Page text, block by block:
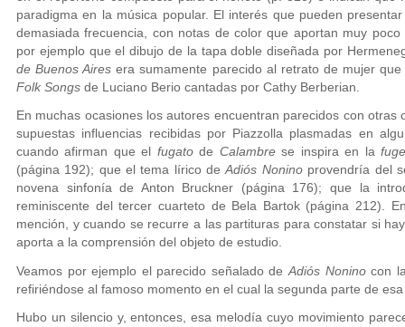
paradigma en la música popular. El interés que pueden
demasiada frecuencia, con notas de color que aportan muy
por ejemplo que el dibujo de la tapa doble diseñada por
de Buenos Aires era sumamente parecido al retrato de mujer
Folk Songs de Luciano Berio cantadas por Cathy Berberian.
En muchas ocasiones los autores encuentran parecidos con
supuestas influencias recibidas por Piazzolla plasmadas en
cuando afirman que el fugatode Calambrese inspira en la
(página 192); que el tema lírico deAdiós Noninoprovendría del
novena sinfonía de Anton Bruckner (página 176); que la
reminiscente del tercer cuarteto de Bela Bartok (página 212).
mención, y cuando se recurre a las partituras para constatar si
aporta a la comprensión del objeto de estudio.
Veamos por ejemplo el parecido señalado de Adiós Noninocon la
refiriéndose al famoso momento en el cual la segunda parte de
Hubo un silencio y, entonces, esa melodía cuyo movimiento